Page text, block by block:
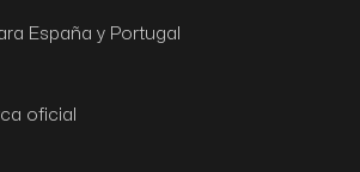
España y Portugal
oficial